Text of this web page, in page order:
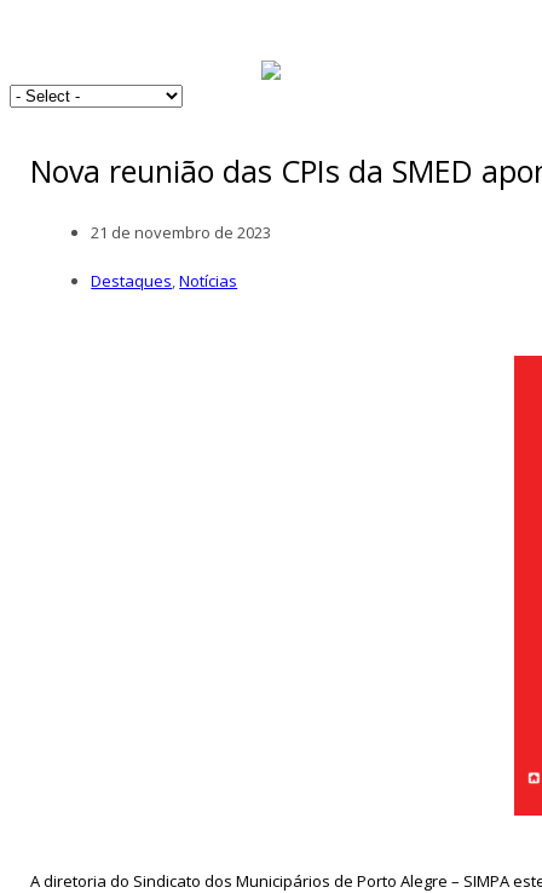
Nova reunião das CPIs da SMED
21 de novembro de 2023
Destaques,Notícias
A diretoria do Sindicato dos Municipários de Porto Alegre – SIMPA